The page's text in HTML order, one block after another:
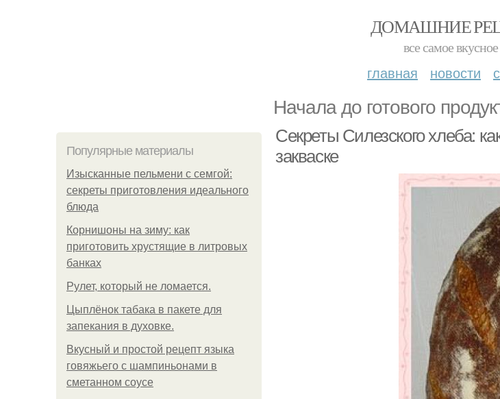
ДОМАШНИЕ
все самое
главная новости
Начала до готового
Популярные материалы
Изысканные пельмени с семгой:
секреты приготовления идеального
блюда
Корнишоны на зиму: как
приготовить хрустящие в литровых
банках
Рулет, который не ломается.
Цыплёнок табака в пакете для
запекания в духовке.
Вкусный и простой рецепт языка
говяжьего с шампиньонами в
сметанном соусе
Секреты Силезского хлеба:
закваске